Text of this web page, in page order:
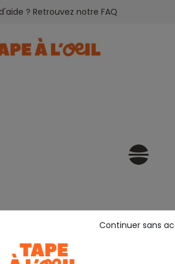
? Retrouvez notre FAQ
Continuer sans